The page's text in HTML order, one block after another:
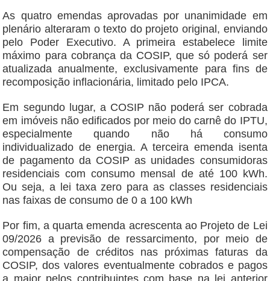
As quatro emendas aprovadas por unanimidade em
plenário alteraram o texto do projeto original, enviando
pelo Poder Executivo. A primeira estabelece limite
máximo para cobrança da COSIP, que só poderá ser
atualizada anualmente, exclusivamente para fins de
recomposição inflacionária, limitado pelo IPCA.
Em segundo lugar, a COSIP não poderá ser cobrada
em imóveis não edificados por meio do carnê do IPTU,
especialmente quando não há consumo
individualizado de energia. A terceira emenda isenta
de pagamento da COSIP as unidades consumidoras
residenciais com consumo mensal de até 100 kWh.
Ou seja, a lei taxa zero para as classes residenciais
nas faixas de consumo de 0 a 100 kWh
Por fim, a quarta emenda acrescenta ao Projeto de Lei
09/2026 a previsão de ressarcimento, por meio de
compensação de créditos nas próximas faturas da
COSIP, dos valores eventualmente cobrados e pagos